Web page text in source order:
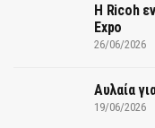
Η Ricoh
Expo
26/06/2026
Αυλαία
19/06/2026